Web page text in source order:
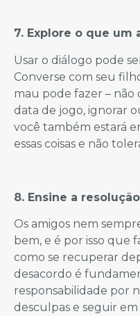
7. Explore o que um
Usar o diálogo pode
Converse com seu
mau pode fazer –
data de jogo, ignorar
você também estará
essas coisas e não
8. Ensine a
Os amigos nem
bem, e é por isso que
como se recuperar
desacordo é
responsabilidade por
desculpas e seguir